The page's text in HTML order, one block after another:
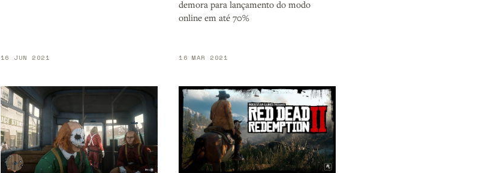
16 JUN 2021
demora para lançamento do modo
online em até 70%
16 MAR 2021